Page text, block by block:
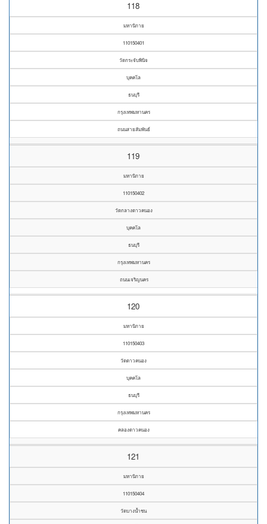
118
มหานิกาย
110150401
วัดกระจับพินิจ
บุคคโล
ธนบุรี
กรุงเทพมหานคร
ถนนสายสัมพันธ์
119
มหานิกาย
110150402
วัดกลางดาวคนอง
บุคคโล
ธนบุรี
กรุงเทพมหานคร
ถนนเจริญนคร
120
มหานิกาย
110150403
วัดดาวคนอง
บุคคโล
ธนบุรี
กรุงเทพมหานคร
คลองดาวคนอง
121
มหานิกาย
110150404
วัดบางน้ำชน